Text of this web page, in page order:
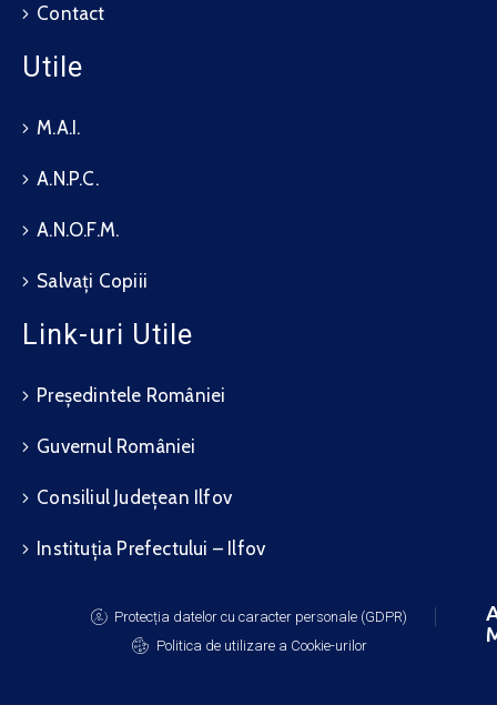
Contact
Utile
M.A.I.
A.N.P.C.
A.N.O.F.M.
Salvați Copiii
Link-uri Utile
Președintele României
Guvernul României
Consiliul Județean Ilfov
Instituția Prefectului – Ilfov
Protecția datelor cu caracter personale (GDPR)
Politica de utilizare a Cookie-urilor